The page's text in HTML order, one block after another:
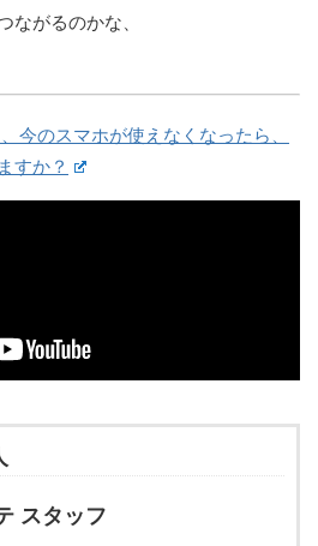
ながるのかな、
今のスマホが使えなくなったら、
すか？
スタッフ